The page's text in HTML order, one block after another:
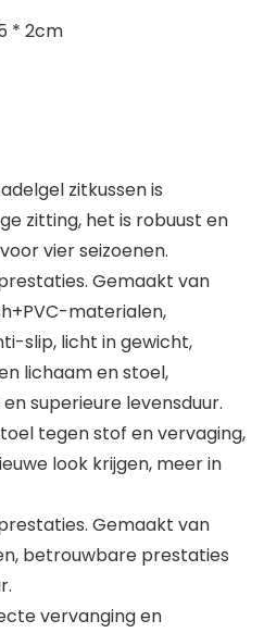
* 2cm
zitkussen is
zitting, het is robuust en
vier seizoenen.
Gemaakt van
materialen,
slip, licht in gewicht,
lichaam en stoel,
superieure levensduur.
tegen stof en vervaging,
look krijgen, meer in
Gemaakt van
betrouwbare prestaties
vervanging en